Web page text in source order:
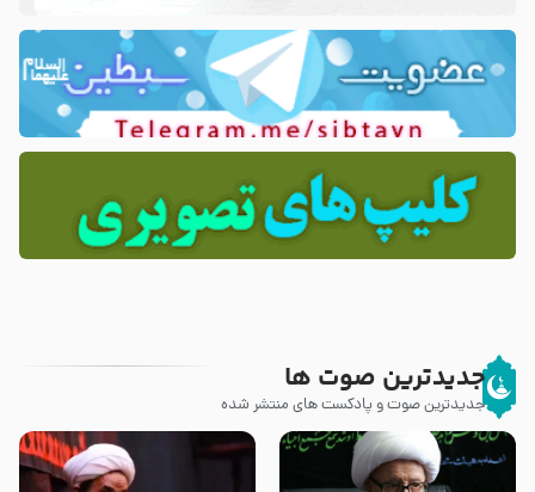
جدیدترین صوت ها
جدیدترین صوت و پادکست های منتشر شده